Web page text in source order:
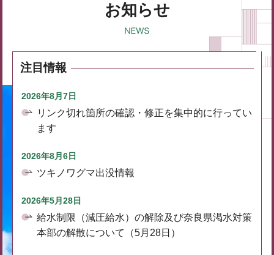
お知らせ
注目情報
2026年8月7日
リンク切れ箇所の確認・修正を集中的に行ってい
ます
2026年8月6日
ツキノワグマ出没情報
2026年5月28日
給水制限（減圧給水）の解除及び奈良県渇水対策
本部の解散について（5月28日）